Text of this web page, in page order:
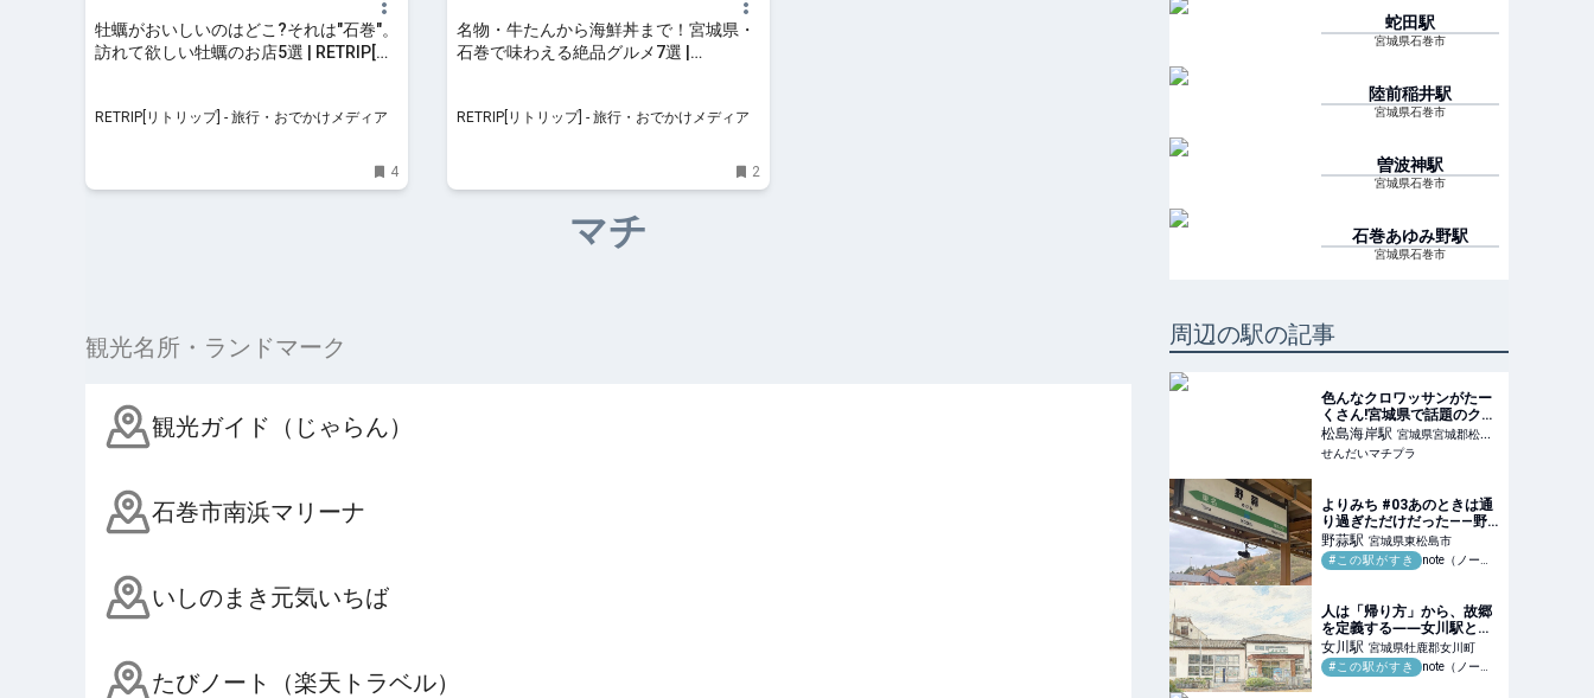
牡蠣がおいしいのはどこ?それは"石巻"。
訪れて欲しい牡蠣のお店5選 | RETRIP[リ
RETRIP[リトリップ] - 旅行・おでかけメディア
4
名物・牛たんから海鮮丼まで！宮城県・
石巻で味わえる絶品グルメ7選 |
RETRIP[リトリップ] - 旅行・おでかけメディア
2
マチ
観光名所・ランドマーク
観光ガイド（じゃらん）
石巻市南浜マリーナ
いしのまき元気いちば
たびノート（楽天トラベル）
蛇田駅
宮城県石巻市
陸前稲井駅
宮城県石巻市
曽波神駅
宮城県石巻市
石巻あゆみ野駅
宮城県石巻市
周辺の駅の記事
色んなクロワッサンがたー
くさん!宮城県で話題のクロ
ワッサン専門店行ってみた!
『クロワッサン屋 サクサ
ク 松島店』~宮城県松島~
松島海岸駅 宮城県宮城郡松島
町
せんだいマチプラ
よりみち #03あのときは通
り過ぎただけだった——野
蒜駅、震災の記憶｜コスモ
ス
野蒜駅 宮城県東松島市
#この駅がすき
note（ノート）
人は「帰り方」から、故郷
を定義する――女川駅とい
う、わたしの人生の目次｜
玉兎(gyokuto15)
女川駅 宮城県牡鹿郡女川町
#この駅がすき
note（ノート）